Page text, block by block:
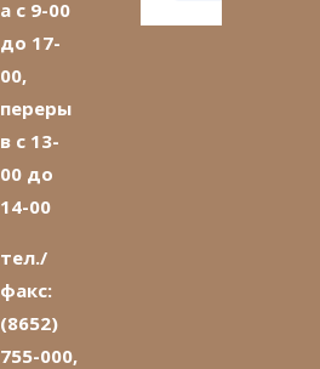
а с 9-00
до 17-
00,
переры
в с 13-
00 до
14-00
тел./
факс:
(8652)
755-000,